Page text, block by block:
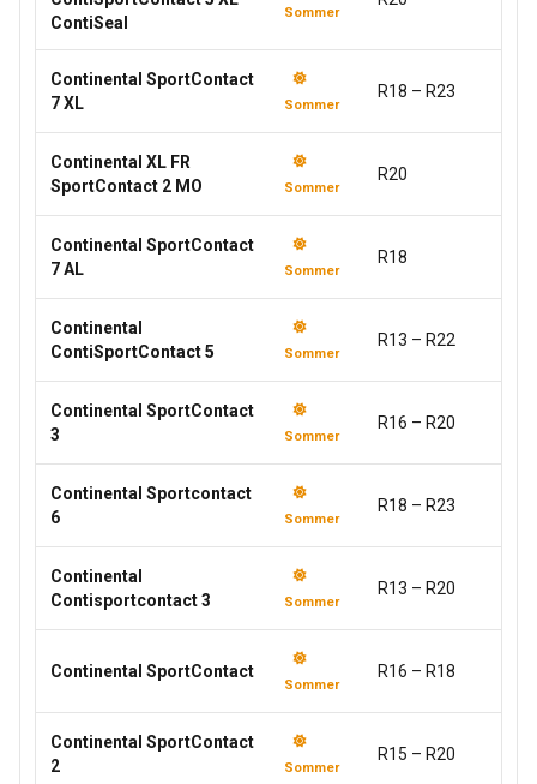
ContiSeal
Sommer
Continental SportContact
7 XL
Sommer
R18 – R23
Continental XL FR
SportContact 2 MO
Sommer
R20
Continental SportContact
7 AL
Sommer
R18
Continental
ContiSportContact 5
Sommer
R13 – R22
Continental SportContact
3
Sommer
R16 – R20
Continental Sportcontact
6
Sommer
R18 – R23
Continental
Contisportcontact 3
Sommer
R13 – R20
Continental SportContact
Sommer
R16 – R18
Continental SportContact
2
Sommer
R15 – R20